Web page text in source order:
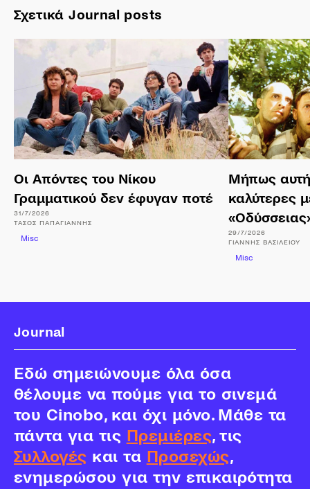
Σχετικά Journal posts
Οι Απόντες του Νίκου
Γραμματικού δεν έφυγαν ποτέ
31/7/2026
ΤΆΣΟΣ ΠΑΠΑΓΙΆΝΝΗΣ
Misc
Μήπως αυτή
καλύτερες
29/7/2026
ΓΙΆΝΝΗΣ ΒΑΣΙΛΕΊΟΥ
Misc
Journal
Εδώ σημειώνουμε όλα όσα
θέλουμε να πούμε για το σινεμά
του Cinobo, και όχι μόνο. Μάθε τα
πάντα για τις Πρεμιέρες, τις
Συλλογές και τα Προσεχώς,
ενημερώσου για την επικαιρότητα